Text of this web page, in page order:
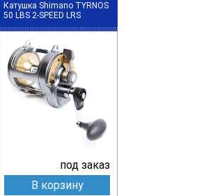
Катушка Shimano TYRNOS
50 LBS 2-SPEED LRS
под заказ
В корзину